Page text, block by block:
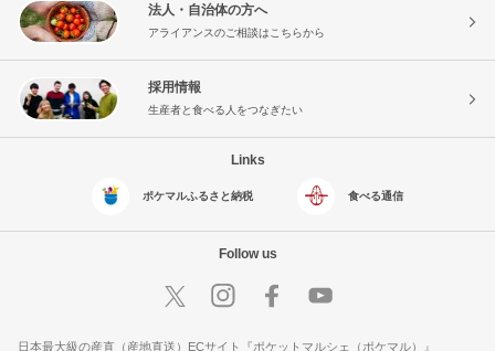
法人・自治体の方へ
アライアンスのご相談はこちらから
採用情報
生産者と食べる人をつなぎたい
Links
ポケマルふるさと納税 食べる通信
Follow us
日本最大級の産直（産地直送）ECサイト『ポケットマルシェ（ポケマル）』